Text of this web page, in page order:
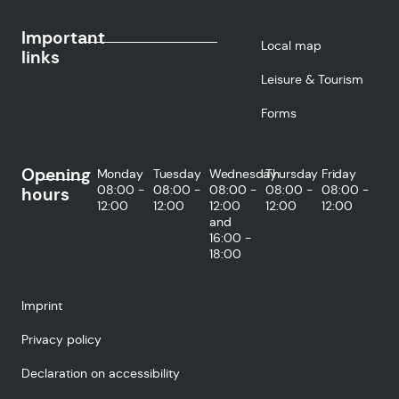
Important
links
Local map
Leisure & Tourism
Forms
Opening
hours
Monday
08:00 -
12:00
Tuesday
08:00 -
12:00
Wednesday
08:00 -
12:00
and
16:00 -
18:00
Thursday
08:00 -
12:00
Friday
08:00 -
12:00
Imprint
Privacy policy
Declaration on accessibility